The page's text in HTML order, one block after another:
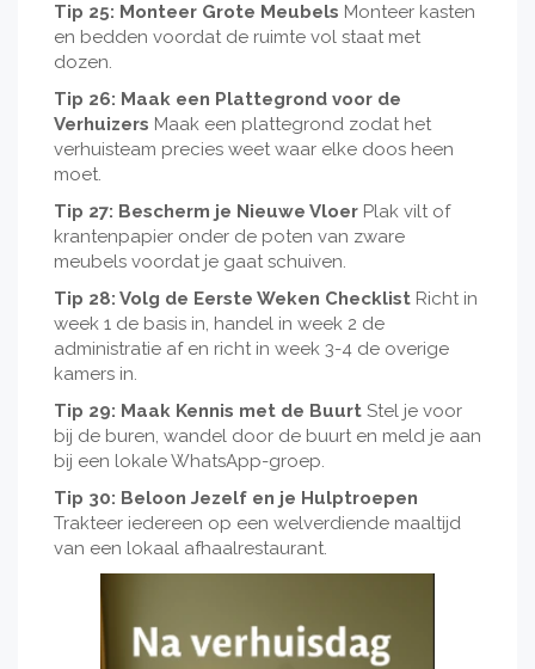
Tip 25: Monteer Grote Meubels Monteer kasten
en bedden voordat de ruimte vol staat met
dozen.
Tip 26: Maak een Plattegrond voor de
Verhuizers Maak een plattegrond zodat het
verhuisteam precies weet waar elke doos heen
moet.
Tip 27: Bescherm je Nieuwe Vloer Plak vilt of
krantenpapier onder de poten van zware
meubels voordat je gaat schuiven.
Tip 28: Volg de Eerste Weken Checklist Richt in
week 1 de basis in, handel in week 2 de
administratie af en richt in week 3-4 de overige
kamers in.
Tip 29: Maak Kennis met de Buurt Stel je voor
bij de buren, wandel door de buurt en meld je aan
bij een lokale WhatsApp-groep.
Tip 30: Beloon Jezelf en je Hulptroepen
Trakteer iedereen op een welverdiende maaltijd
van een lokaal afhaalrestaurant.